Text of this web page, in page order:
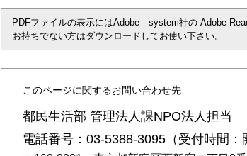
PDFファイルの表示にはAdobe system社の Adobe
お持ちでない方はダウンロードしてお使い下さい。
このページに関するお問い合わせ先
都民生活部 管理法人課NPO法人担当
電話番号：03-5388-3095（受付時間：